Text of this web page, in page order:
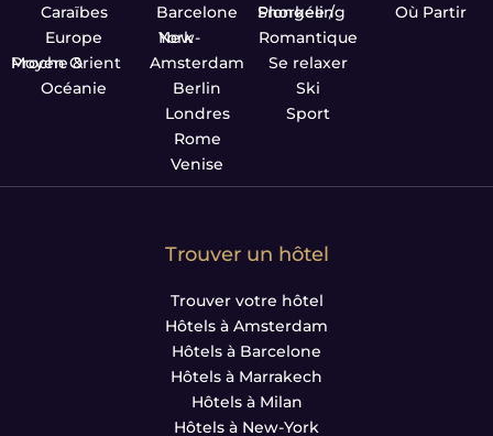
Caraïbes
Europe
Proche & Moyen Orient
Océanie
Barcelone
New-York
Amsterdam
Berlin
Londres
Rome
Venise
Plongée / Snorkeling
Romantique
Se relaxer
Ski
Sport
Où Partir
Trouver un hôtel
Trouver votre hôtel
Hôtels à Amsterdam
Hôtels à Barcelone
Hôtels à Marrakech
Hôtels à Milan
Hôtels à New-York